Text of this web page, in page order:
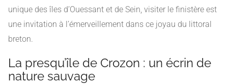
unique des îles d’Ouessant et de Sein, visiter le finistère est
une invitation à l’émerveillement dans ce joyau du littoral
breton.
La presqu’île de Crozon : un écrin de
nature sauvage